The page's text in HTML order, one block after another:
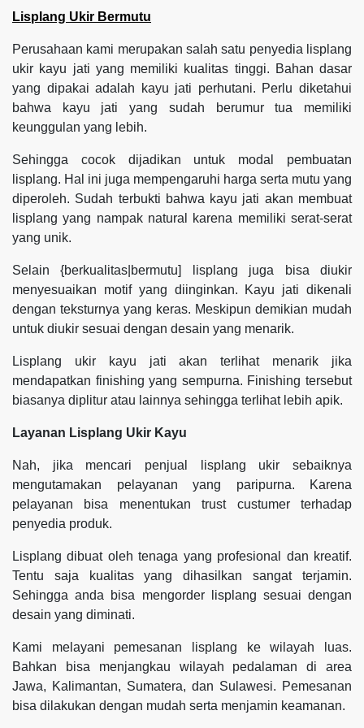
Lisplang Ukir Bermutu
Perusahaan kami merupakan salah satu penyedia lisplang
ukir kayu jati yang memiliki kualitas tinggi. Bahan dasar
yang dipakai adalah kayu jati perhutani. Perlu diketahui
bahwa kayu jati yang sudah berumur tua memiliki
keunggulan yang lebih.
Sehingga cocok dijadikan untuk modal pembuatan
lisplang. Hal ini juga mempengaruhi harga serta mutu yang
diperoleh. Sudah terbukti bahwa kayu jati akan membuat
lisplang yang nampak natural karena memiliki serat-serat
yang unik.
Selain {berkualitas|bermutu] lisplang juga bisa diukir
menyesuaikan motif yang diinginkan. Kayu jati dikenali
dengan teksturnya yang keras. Meskipun demikian mudah
untuk diukir sesuai dengan desain yang menarik.
Lisplang ukir kayu jati akan terlihat menarik jika
mendapatkan finishing yang sempurna. Finishing tersebut
biasanya diplitur atau lainnya sehingga terlihat lebih apik.
Layanan Lisplang Ukir Kayu
Nah, jika mencari penjual lisplang ukir sebaiknya
mengutamakan pelayanan yang paripurna. Karena
pelayanan bisa menentukan trust custumer terhadap
penyedia produk.
Lisplang dibuat oleh tenaga yang profesional dan kreatif.
Tentu saja kualitas yang dihasilkan sangat terjamin.
Sehingga anda bisa mengorder lisplang sesuai dengan
desain yang diminati.
Kami melayani pemesanan lisplang ke wilayah luas.
Bahkan bisa menjangkau wilayah pedalaman di area
Jawa, Kalimantan, Sumatera, dan Sulawesi. Pemesanan
bisa dilakukan dengan mudah serta menjamin keamanan.